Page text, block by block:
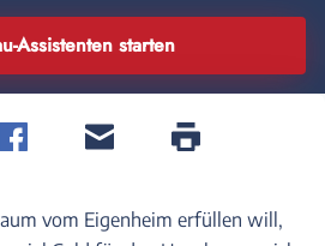
Assistenten starten
vom Eigenheim erfüllen will,